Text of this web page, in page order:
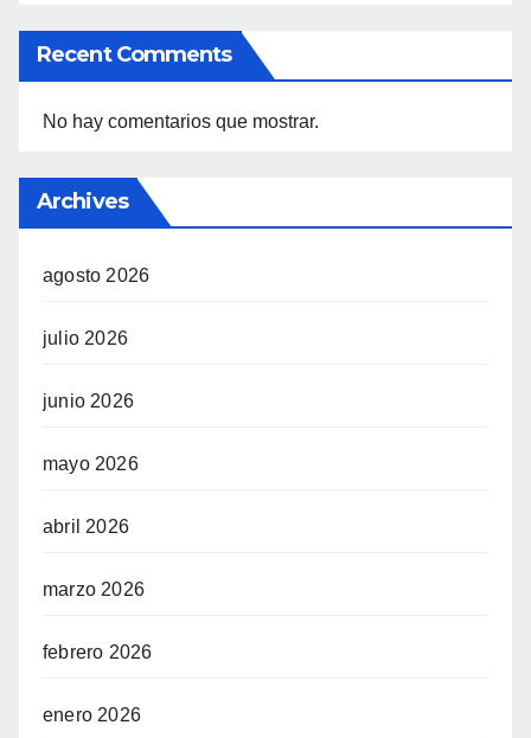
Recent Comments
No hay comentarios que mostrar.
Archives
agosto 2026
julio 2026
junio 2026
mayo 2026
abril 2026
marzo 2026
febrero 2026
enero 2026